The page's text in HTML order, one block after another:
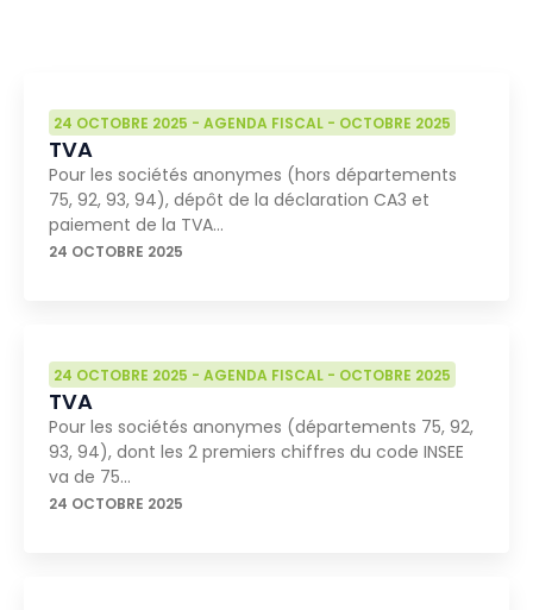
24 OCTOBRE 2025 - AGENDA FISCAL - OCTOBRE 2025
TVA
Pour les sociétés anonymes (hors départements
75, 92, 93, 94), dépôt de la déclaration CA3 et
paiement de la TVA…
24 OCTOBRE 2025
24 OCTOBRE 2025 - AGENDA FISCAL - OCTOBRE 2025
TVA
Pour les sociétés anonymes (départements 75, 92,
93, 94), dont les 2 premiers chiffres du code INSEE
va de 75…
24 OCTOBRE 2025